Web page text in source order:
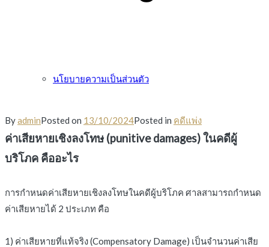
นโยบายความเป็นส่วนตัว
ByadminPosted on 13/10/2024Posted in คดีแพ่ง
ค่าเสียหายเชิงลงโทษ (punitive damages) ในคดีผู้
บริโภค คืออะไร
การกำหนดค่าเสียหายเชิงลงโทษในคดีผู้บริโภค ศาลสามารถกำหนด
ค่าเสียหายได้ 2 ประเภท คือ
1) ค่าเสียหายที่แท้จริง (Compensatory Damage) เป็นจำนวนค่าเสีย